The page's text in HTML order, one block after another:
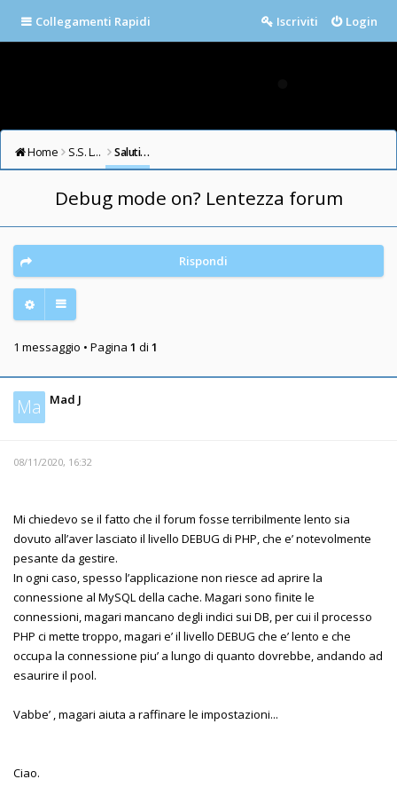
Collegamenti Rapidi Login
Iscriviti
Home S.S. LAZIO FORUM Saluti e Presentazioni
Debug mode on? Lentezza forum
Rispondi
1 messaggio • Pagina 1 di 1
Ma Mad J
08/11/2020, 16:32
Mi chiedevo se il fatto che il forum fosse terribilmente lento sia
dovuto all’aver lasciato il livello DEBUG di PHP, che e’ notevolmente
pesante da gestire.
In ogni caso, spesso l’applicazione non riesce ad aprire la
connessione al MySQL della cache. Magari sono finite le
connessioni, magari mancano degli indici sui DB, per cui il processo
PHP ci mette troppo, magari e’ il livello DEBUG che e’ lento e che
occupa la connessione piu’ a lungo di quanto dovrebbe, andando ad
esaurire il pool.
Vabbe’ , magari aiuta a raffinare le impostazioni...
Ciao.